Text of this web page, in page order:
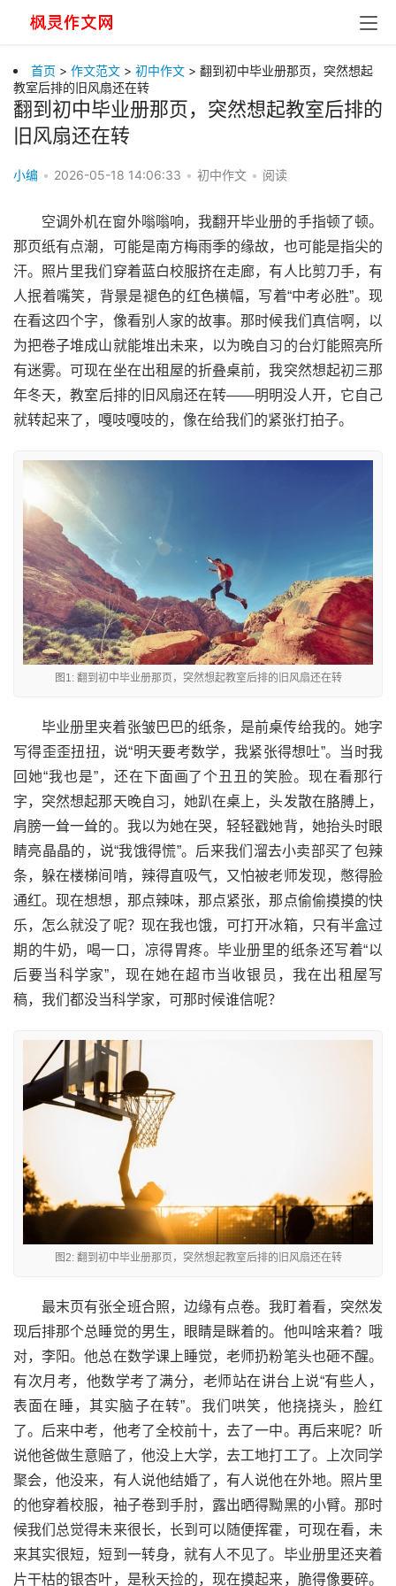
首页 > 作文范文 > 初中作文 > 翻到初中毕业册那页，突然想起
教室后排的旧风扇还在转
翻到初中毕业册那页，突然想起教室后排的
旧风扇还在转
小编 • 2026-05-18 14:06:33 • 初中作文 • 阅读
空调外机在窗外嗡嗡响，我翻开毕业册的手指顿了顿。
那页纸有点潮，可能是南方梅雨季的缘故，也可能是指尖的
汗。照片里我们穿着蓝白校服挤在走廊，有人比剪刀手，有
人抿着嘴笑，背景是褪色的红色横幅，写着“中考必胜”。现
在看这四个字，像看别人家的故事。那时候我们真信啊，以
为把卷子堆成山就能堆出未来，以为晚自习的台灯能照亮所
有迷雾。可现在坐在出租屋的折叠桌前，我突然想起初三那
年冬天，教室后排的旧风扇还在转——明明没人开，它自己
就转起来了，嘎吱嘎吱的，像在给我们的紧张打拍子。
图1: 翻到初中毕业册那页，突然想起教室后排的旧风扇还在转
毕业册里夹着张皱巴巴的纸条，是前桌传给我的。她字
写得歪歪扭扭，说“明天要考数学，我紧张得想吐”。当时我
回她“我也是”，还在下面画了个丑丑的笑脸。现在看那行
字，突然想起那天晚自习，她趴在桌上，头发散在胳膊上，
肩膀一耸一耸的。我以为她在哭，轻轻戳她背，她抬头时眼
睛亮晶晶的，说“我饿得慌”。后来我们溜去小卖部买了包辣
条，躲在楼梯间啃，辣得直吸气，又怕被老师发现，憋得脸
通红。现在想想，那点辣味，那点紧张，那点偷偷摸摸的快
乐，怎么就没了呢？现在我也饿，可打开冰箱，只有半盒过
期的牛奶，喝一口，凉得胃疼。毕业册里的纸条还写着“以
后要当科学家”，现在她在超市当收银员，我在出租屋写
稿，我们都没当科学家，可那时候谁信呢？
图2: 翻到初中毕业册那页，突然想起教室后排的旧风扇还在转
最末页有张全班合照，边缘有点卷。我盯着看，突然发
现后排那个总睡觉的男生，眼睛是眯着的。他叫啥来着？哦
对，李阳。他总在数学课上睡觉，老师扔粉笔头也砸不醒。
有次月考，他数学考了满分，老师站在讲台上说“有些人，
表面在睡，其实脑子在转”。我们哄笑，他挠挠头，脸红
了。后来中考，他考了全校前十，去了一中。再后来呢？听
说他爸做生意赔了，他没上大学，去工地打工了。上次同学
聚会，他没来，有人说他结婚了，有人说他在外地。照片里
的他穿着校服，袖子卷到手肘，露出晒得黝黑的小臂。那时
候我们总觉得未来很长，长到可以随便挥霍，可现在看，未
来其实很短，短到一转身，就有人不见了。毕业册里还夹着
片干枯的银杏叶，是秋天捡的，现在摸起来，脆得像要碎。